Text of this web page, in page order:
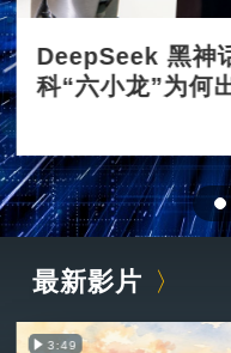
DeepSeek 黑神
科“六小龙”为何
最新影片
3:49